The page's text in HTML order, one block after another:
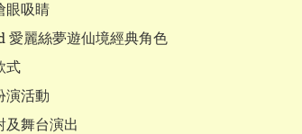
眼吸睛
麗絲夢遊仙境經典角色
式
演活動
及舞台演出